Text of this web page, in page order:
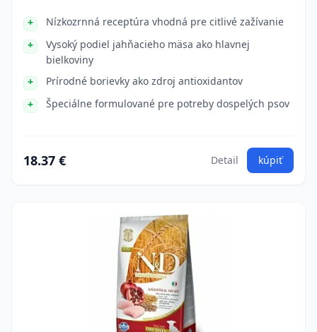
Nízkozrnná receptúra vhodná pre citlivé zažívanie
Vysoký podiel jahňacieho mäsa ako hlavnej
bielkoviny
Prírodné borievky ako zdroj antioxidantov
Špeciálne formulované pre potreby dospelých psov
18.37 € Detail kúpiť